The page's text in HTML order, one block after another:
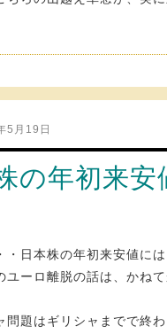
5月19日
の年初来安
・日本株の年初来安値には
ユーロ離脱の話は、かね
問題はギリシャまでで終